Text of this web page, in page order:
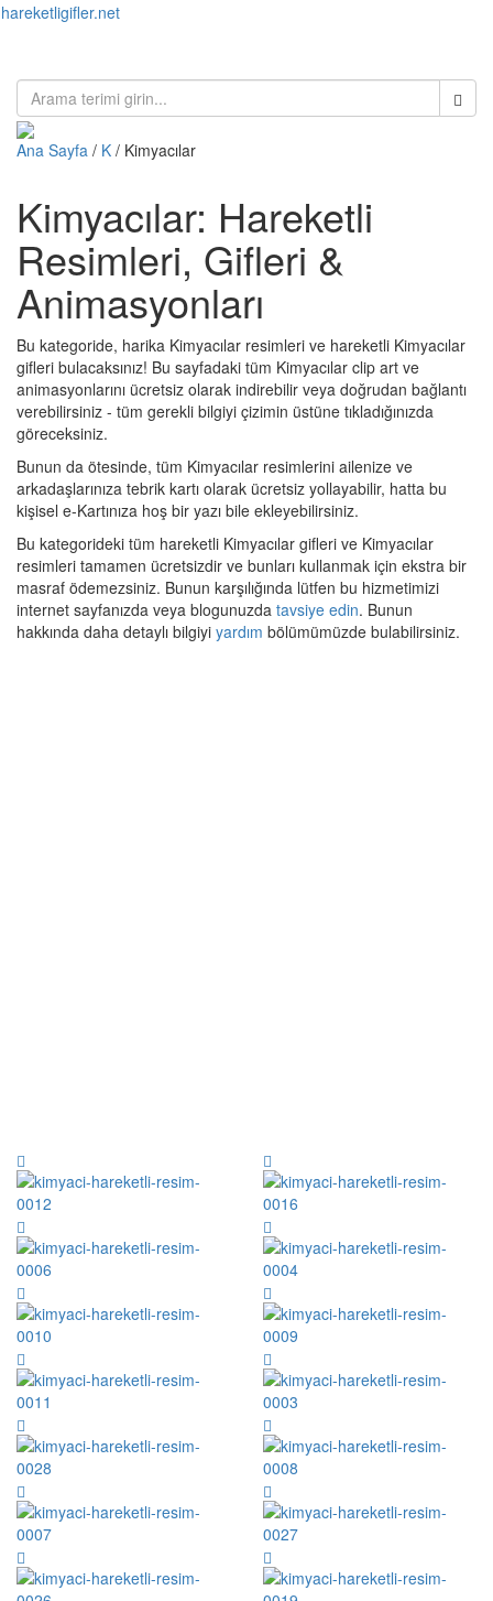
hareketligifler.net
Ana Sayfa / K / Kimyacılar
Kimyacılar: Hareketli
Resimleri, Gifleri &
Animasyonları
Bu kategoride, harika Kimyacılar resimleri ve hareketli Kimyacılar
gifleri bulacaksınız! Bu sayfadaki tüm Kimyacılar clip art ve
animasyonlarını ücretsiz olarak indirebilir veya doğrudan bağlantı
verebilirsiniz - tüm gerekli bilgiyi çizimin üstüne tıkladığınızda
göreceksiniz.
Bunun da ötesinde, tüm Kimyacılar resimlerini ailenize ve
arkadaşlarınıza tebrik kartı olarak ücretsiz yollayabilir, hatta bu
kişisel e-Kartınıza hoş bir yazı bile ekleyebilirsiniz.
Bu kategorideki tüm hareketli Kimyacılar gifleri ve Kimyacılar
resimleri tamamen ücretsizdir ve bunları kullanmak için ekstra bir
masraf ödemezsiniz. Bunun karşılığında lütfen bu hizmetimizi
internet sayfanızda veya blogunuzda tavsiye edin. Bunun
hakkında daha detaylı bilgiyi yardım bölümümüzde bulabilirsiniz.